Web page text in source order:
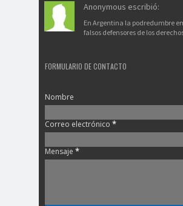
Anonymous escribió:
En Argentina la podredumbre
falsos defensores de los
FORMULARIO DE CONTACTO
Nombre
Correo electrónico *
Mensaje *